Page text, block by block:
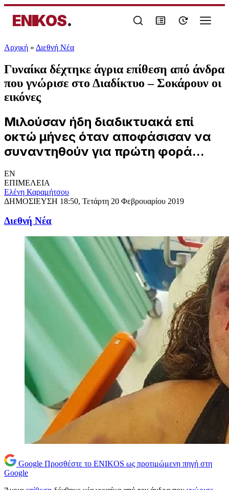
ENIKOS.
Αρχική » Διεθνή Νέα
Γυναίκα δέχτηκε άγρια επίθεση από άνδρα
που γνώρισε στο Διαδίκτυο – Σοκάρουν οι
εικόνες
Μιλούσαν ήδη διαδικτυακά επί
οκτώ μήνες όταν αποφάσισαν να
συναντηθούν για πρώτη φορά...
EN
ΕΠΙΜΕΛΕΙΑ
Ελένη Καραμήτσου
ΔΗΜΟΣΙΕΥΣΗ 18:50, Τετάρτη 20 Φεβρουαρίου 2019
Διεθνή Νέα
Google Προσθέστε το ENIKOS ως προτιμώμενη πηγή στη
Google